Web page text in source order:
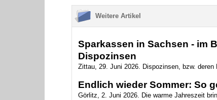
Weitere Artikel
Sparkassen in Sachsen - im
Dispozinsen
Zittau, 29. Juni 2026. Dispozinsen, bzw.
Endlich wieder Sommer: So
Görlitz, 2. Juni 2026. Die warme Jahreszeit